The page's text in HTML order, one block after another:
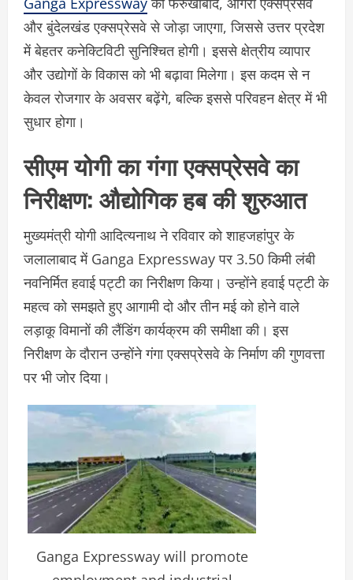
और बुंदेलखंड एक्सप्रेसवे से जोड़ा जाएगा, जिससे उत्तर प्रदेश
में बेहतर कनेक्टिविटी सुनिश्चित होगी। इससे क्षेत्रीय व्यापार
और उद्योगों के विकास को भी बढ़ावा मिलेगा। इस कदम से न
केवल रोजगार के अवसर बढ़ेंगे, बल्कि इससे परिवहन क्षेत्र में भी
सुधार होगा।
सीएम योगी का गंगा एक्सप्रेसवे का
निरीक्षण: औद्योगिक हब की शुरुआत
मुख्यमंत्री योगी आदित्यनाथ ने रविवार को शाहजहांपुर के
जलालाबाद में Ganga Expressway पर 3.50 किमी लंबी
नवनिर्मित हवाई पट्टी का निरीक्षण किया। उन्होंने हवाई पट्टी के
महत्व को समझते हुए आगामी दो और तीन मई को होने वाले
लड़ाकू विमानों की लैंडिंग कार्यक्रम की समीक्षा की। इस
निरीक्षण के दौरान उन्होंने गंगा एक्सप्रेसवे के निर्माण की गुणवत्ता
पर भी जोर दिया।
Ganga Expressway will promote